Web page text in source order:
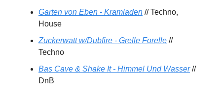
Garten von Eben - Kramladen // Techno,
House
Zuckerwatt w/Dubfire - Grelle Forelle //
Techno
Bas Cave & Shake It - Himmel Und Wasser//
DnB